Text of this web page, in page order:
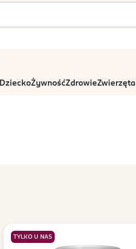
DzieckoŻywnośćZdrowieZwierzęta
TYLKO U NAS